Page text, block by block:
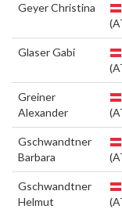
Geyer Christina
Glaser Gabi
Greiner
Alexander
Gschwandtner
Barbara
Gschwandtner
Helmut